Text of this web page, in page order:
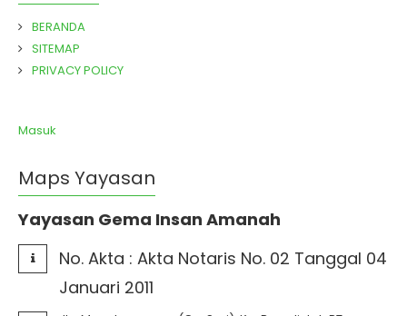
BERANDA
SITEMAP
PRIVACY POLICY
Masuk
Maps Yayasan
Yayasan Gema Insan Amanah
No. Akta : Akta Notaris No. 02 Tanggal 04
Januari 2011